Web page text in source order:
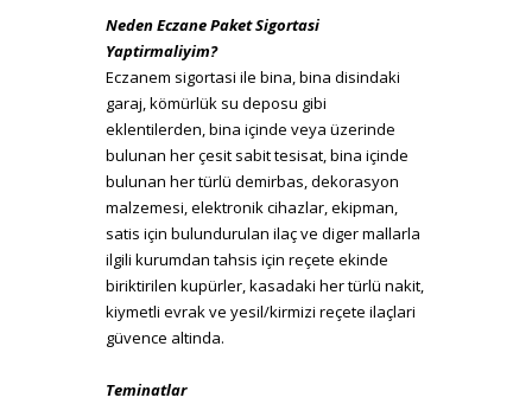
Neden Eczane Paket Sigortasi
Yaptirmaliyim?
Eczanem sigortasi ile bina, bina disindaki
garaj, kömürlük su deposu gibi
eklentilerden, bina içinde veya üzerinde
bulunan her çesit sabit tesisat, bina içinde
bulunan her türlü demirbas, dekorasyon
malzemesi, elektronik cihazlar, ekipman,
satis için bulundurulan ilaç ve diger mallarla
ilgili kurumdan tahsis için reçete ekinde
biriktirilen kupürler, kasadaki her türlü nakit,
kiymetli evrak ve yesil/kirmizi reçete ilaçlari
güvence altinda.
Teminatlar